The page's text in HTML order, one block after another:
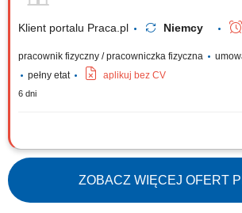
Klient portalu Praca.pl Niemcy
pracownik fizyczny / pracowniczka fizyczna
pełny etat
aplikuj bez CV
6 dni
Kompleksowa realizacja zadań z zakresu
obróbka, pasowanie oraz montaż konstrukcji z
nowoczesnymi systemami deskowań oraz
przyszłe elementy żelbetowe. Współpraca ze
przy procesach betonowania...
ZOBACZ WIĘCEJ OFERT